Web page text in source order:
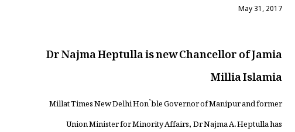
May 31, 2017
Dr Najma Heptulla is new Chancellor of Jamia
Millia Islamia
Millat Times New Delhi Hon’ble Governor of Manipur and former
Union Minister for Minority Affairs, Dr Najma A. Heptulla has